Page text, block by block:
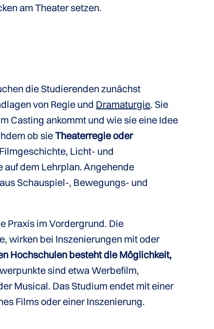
am Theater setzen.
die Studierenden zunächst
von Regie und Dramaturgie. Sie
Casting ankommt und wie sie eine Idee
ob sieTheaterregie oder
Licht- und
dem Lehrplan. Angehende
Schauspiel-, Bewegungs- und
Praxis im Vordergrund. Die
wirken bei Inszenierungen mit oder
Hochschulen besteht die Möglichkeit,
sind etwa Werbefilm,
Musical. Das Studium endet mit einer
Films oder einer Inszenierung.